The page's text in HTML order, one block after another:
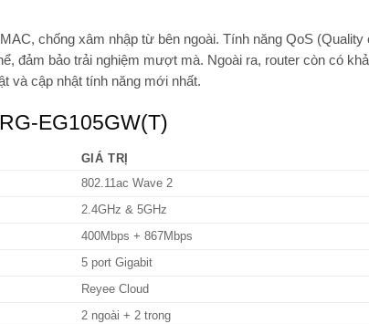
, chống xâm nhập từ bên ngoài. Tính năng QoS (Quality
đảm bảo trải nghiệm mượt mà. Ngoài ra, router còn có
và cập nhật tính năng mới nhất.
EG105GW(T)
GIÁ TRỊ
802.11ac Wave 2
2.4GHz & 5GHz
400Mbps + 867Mbps
5 port Gigabit
Reyee Cloud
2 ngoài + 2 trong